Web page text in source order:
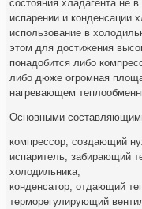
состояния хладагента не
испарении и конденсации
использование в
этом для достижения
понадобится либо
либо дюже огромная
нагревающем
Основными
компрессор, создающий
испаритель, забирающий
холодильника;
конденсатор, отдающий
терморегулирующий